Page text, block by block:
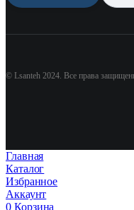
© Lsanteh 2024. Все права
Главная
Каталог
Избранное
Аккаунт
0 Корзина